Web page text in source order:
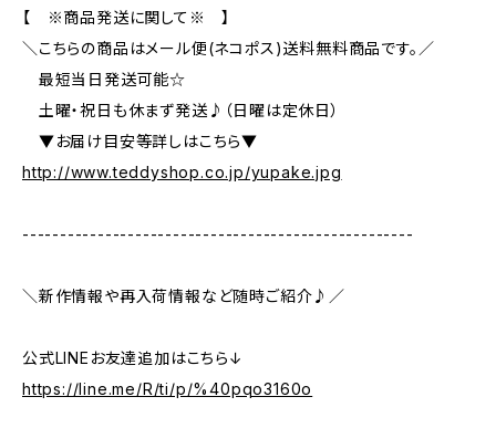
【 ※商品発送に関して※ 】
＼こちらの商品はメール便(ネコポス)送料無料商品です。／
最短当日発送可能☆
土曜・祝日も休まず発送♪（日曜は定休日）
▼お届け目安等詳しはこちら▼
http://www.teddyshop.co.jp/yupake.jpg
----------------------------------------------------
＼新作情報や再入荷情報など随時ご紹介♪／
公式LINEお友達追加はこちら↓
https://line.me/R/ti/p/%40pqo3160o